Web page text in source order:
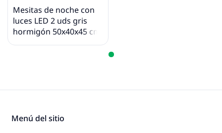
Mesitas de noche con
luces LED 2 uds gris
hormigón 50x40x45 cm
Menú del sitio